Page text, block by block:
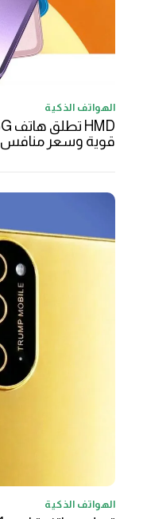
الهواتف الذكية
قوية وسعر منافس
الهواتف الذكية